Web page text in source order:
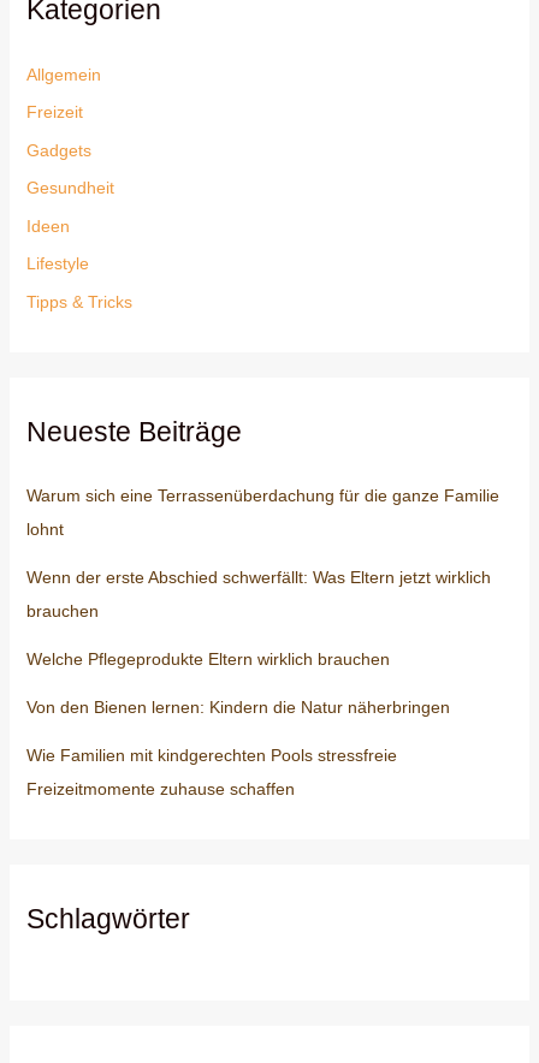
Kategorien
Allgemein
Freizeit
Gadgets
Gesundheit
Ideen
Lifestyle
Tipps & Tricks
Neueste Beiträge
Warum sich eine Terrassenüberdachung für die ganze Familie
lohnt
Wenn der erste Abschied schwerfällt: Was Eltern jetzt wirklich
brauchen
Welche Pflegeprodukte Eltern wirklich brauchen
Von den Bienen lernen: Kindern die Natur näherbringen
Wie Familien mit kindgerechten Pools stressfreie
Freizeitmomente zuhause schaffen
Schlagwörter